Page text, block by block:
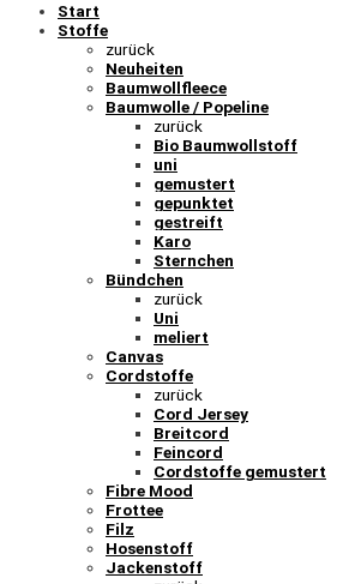
Start
Stoffe
zurück
Neuheiten
Baumwollfleece
Baumwolle / Popeline
zurück
Bio Baumwollstoff
uni
gemustert
gepunktet
gestreift
Karo
Sternchen
Bündchen
zurück
Uni
meliert
Canvas
Cordstoffe
zurück
Cord Jersey
Breitcord
Feincord
Cordstoffe gemustert
Fibre Mood
Frottee
Filz
Hosenstoff
Jackenstoff